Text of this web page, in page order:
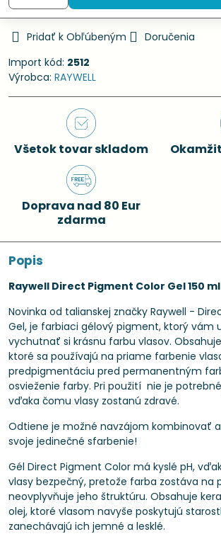
Pridať k Obľúbeným
Doručenia
Import kód: 2512
Výrobca: RAYWELL
Všetok tovar skladom
Doprava nad 80 Eur
zdarma
Popis
Raywell Direct Pigment Color Gel 150 ml
Novinka od talianskej značky Raywell -
Gel, je farbiaci gélový pigment, ktorý vám
vychutnať si krásnu farbu vlasov.
ktoré sa používajú na priame farbenie
predpigmentáciu pred permanentným
osvieženie farby. Pri použití nie je
vďaka čomu vlasy zostanú zdravé.
Odtiene je možné navzájom kombinovať
svoje jedinečné sfarbenie!
Gél Direct Pigment Color má kyslé pH,
vlasy bezpečný, pretože farba zostáva na
neovplyvňuje jeho štruktúru. Obsahuje
olej, ktoré vlasom navyše poskytujú
zanechávajú ich jemné a lesklé.